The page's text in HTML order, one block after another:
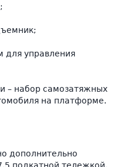
для управления
– набор самозатяжных
на платформе.
дополнительно